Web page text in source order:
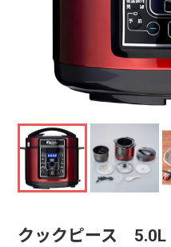
クックピース 5.0L